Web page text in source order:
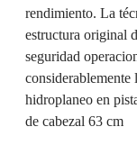
rendimiento. La
estructura original
seguridad
hidroplaneo en
de cabezal 63 cm